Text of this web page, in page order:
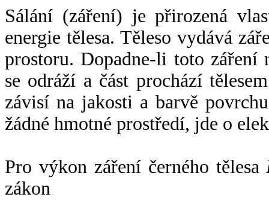
Sálání (záření) je přirozená
energie tělesa. Těleso vydává
prostoru. Dopadne-li toto záření
se odráží a část prochází
závisí na jakosti a barvě
žádné hmotné prostředí, jde o
Pro výkon záření černého tělesa
zákon